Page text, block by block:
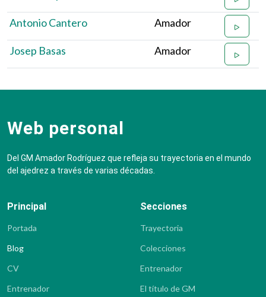
Antonio Cantero Amador
Josep Basas Amador
Web personal
Del GM Amador Rodríguez que refleja su trayectoria en el mundo
del ajedrez a través de varias décadas.
Principal
Portada
Blog
CV
Entrenador
Secciones
Trayectoria
Colecciones
Entrenador
El título de GM